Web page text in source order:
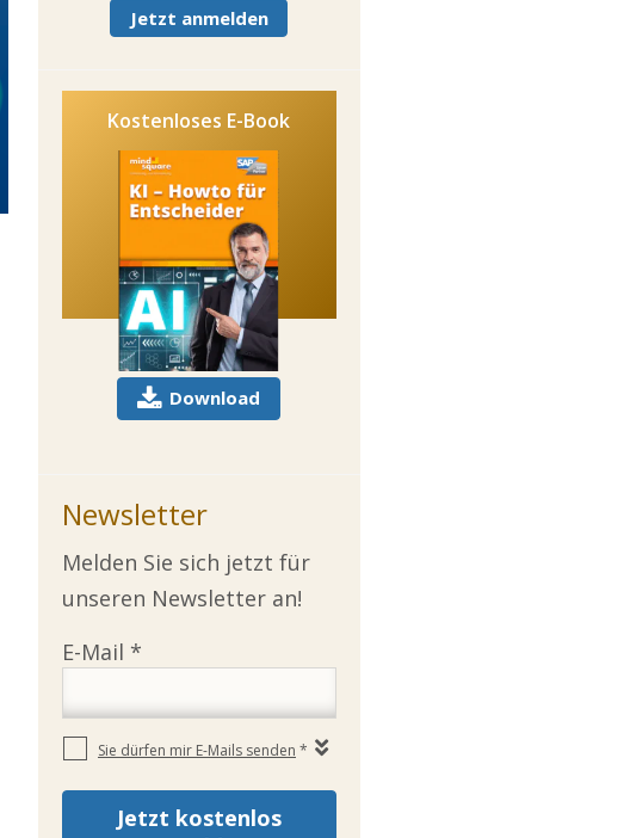
Jetzt anmelden
Kostenloses E-Book
Download
Newsletter
Melden Sie sich jetzt für
unseren Newsletter an!